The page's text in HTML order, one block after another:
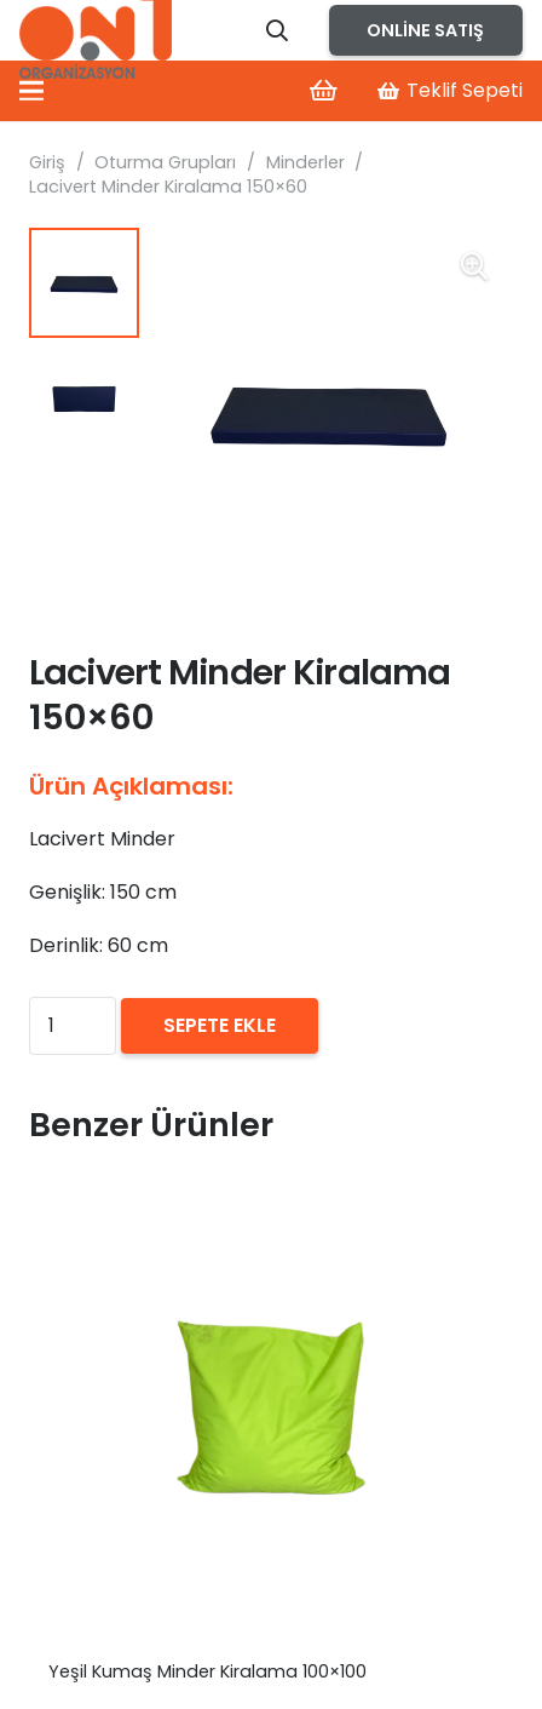
ONLINE SATIŞ
Teklif Sepeti
Giriş / Oturma Grupları / Minderler /
Lacivert Minder Kiralama 150×60
Lacivert Minder Kiralama
150×60
Ürün Açıklaması:
Lacivert Minder
Genişlik: 150 cm
Derinlik: 60 cm
₺0,00
Lacivert
Minder
150x60
SEPETE EKLE
Benzer Ürünler
Yeşil Kumaş Minder Kiralama 100×100